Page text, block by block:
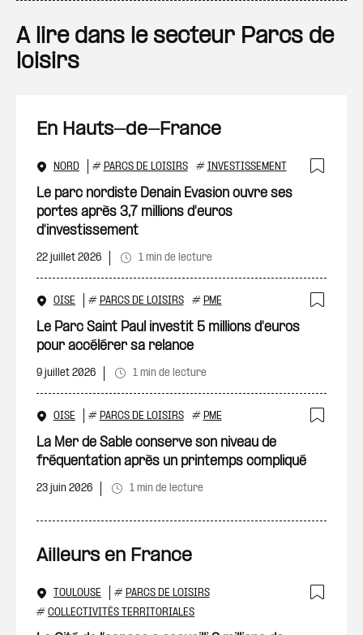
A lire dans le secteur Parcs de
loisirs
En Hauts-de-France
NORD # PARCS DE LOISIRS # INVESTISSEMENT
Le parc nordiste Denain Evasion ouvre ses
portes après 3,7 millions d'euros
d'investissement
22 juillet 2026 1 min de lecture
OISE # PARCS DE LOISIRS # PME
Le Parc Saint Paul investit 5 millions d'euros
pour accélérer sa relance
9 juillet 2026 1 min de lecture
OISE # PARCS DE LOISIRS # PME
La Mer de Sable conserve son niveau de
fréquentation après un printemps compliqué
23 juin 2026 1 min de lecture
Ailleurs en France
TOULOUSE # PARCS DE LOISIRS
# COLLECTIVITÉS TERRITORIALES